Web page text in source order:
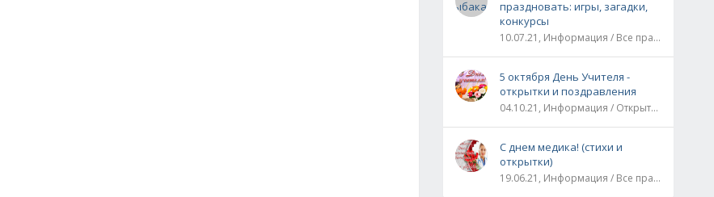
праздновать: игры, загадки,
конкурсы
10.07.21, Информация / Все праздники
5 октября День Учителя -
открытки и поздравления
04.10.21, Информация / Открытки / Все праздники
С днем медика! (стихи и
открытки)
19.06.21, Информация / Все праздники